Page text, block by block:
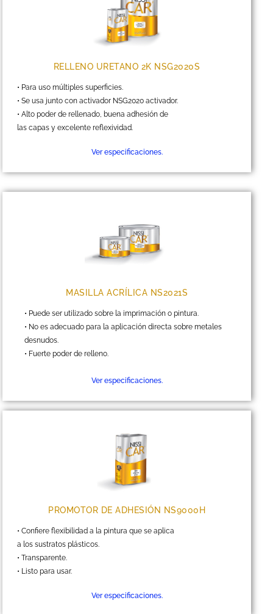
RELLENO URETANO 2K NSG2020S
• Para uso múltiples superficies.
• Se usa junto con activador NSG2020 activador.
• Alto poder de rellenado, buena adhesión de
las capas y excelente reflexividad.
Ver especificaciones.
MASILLA ACRÍLICA NS2021S
• Puede ser utilizado sobre la imprimación o pintura.
• No es adecuado para la aplicación directa sobre metales
desnudos.
• Fuerte poder de relleno.
Ver especificaciones.
PROMOTOR DE ADHESIÓN NS9000H
• Confiere flexibilidad a la pintura que se aplica
a los sustratos plásticos.
• Transparente.
• Listo para usar.
Ver especificaciones.